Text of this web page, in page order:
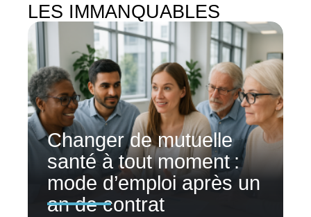
LES IMMANQUABLES
Changer de mutuelle
santé à tout moment :
mode d’emploi après un
an de contrat